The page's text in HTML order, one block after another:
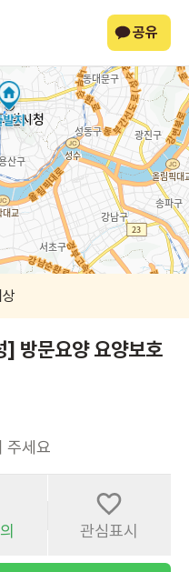
공유
방문요양 요양보호
주세요
관심표시